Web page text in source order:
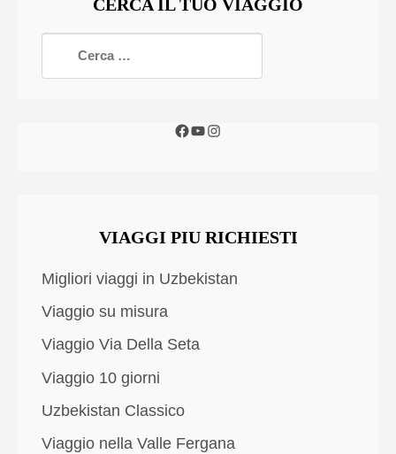
CERCA IL TUO VIAGGIO
VIAGGI PIU RICHIESTI
Migliori viaggi in Uzbekistan
Viaggio su misura
Viaggio Via Della Seta
Viaggio 10 giorni
Uzbekistan Classico
Viaggio nella Valle Fergana